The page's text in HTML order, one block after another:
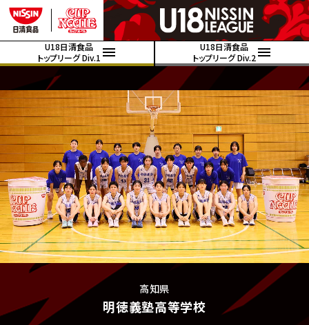
U18日清食品
トップリーグ Div.1
U18日清食品
トップリーグ Div.2
高知県
明徳義塾高等学校